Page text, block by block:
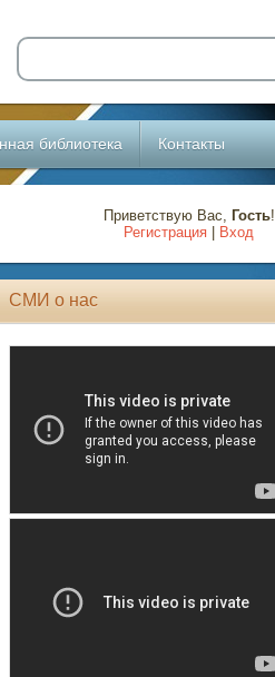
библиотека Контакты
Приветствую Вас, Гость!
Регистрация
Вход
СМИ о нас